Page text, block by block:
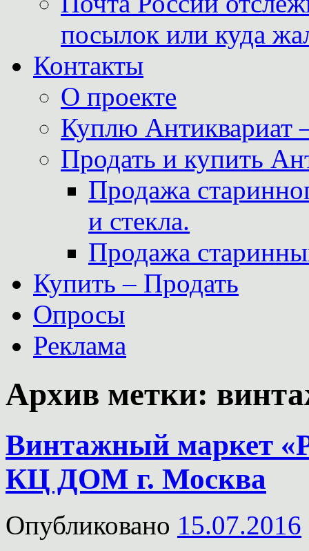
посылок или куда
Контакты
О проекте
Куплю Антиквариат
Продать и купить
Продажа
и стекла.
Продажа
Купить – Продать
Опросы
Реклама
Архив метки:
Винтажный маркет
КЦ ДОМ г. Москва
Опубликовано 15.07.2016